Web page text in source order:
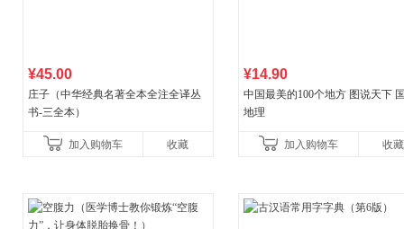
¥45.00
庄子（中华经典名著全本全注全译丛
书-三全本）
加入购物车 收藏
¥14.90
中国最美的100个地方 图说天下
地理
加入购物车 收藏